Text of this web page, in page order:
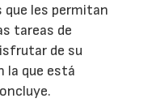
que les permitan
tareas de
de su
la que está